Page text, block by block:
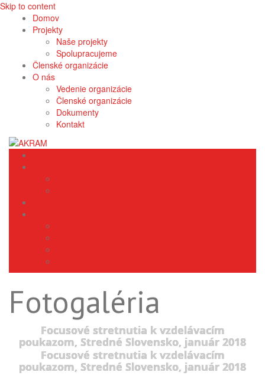
Skip to content
Domov
Projekty
Naše projekty
Spolupracujeme
Členské organizácie
O nás
Vedenie organizácie
Členské organizácie
Dokumenty
Kontakt
Fotogaléria
Focusové stretnutia k vzdelávacím
poukazom, Stredné Slovensko, január 2018
Focusové stretnutia k vzdelávacím
poukazom, Stredné Slovensko, január 2018